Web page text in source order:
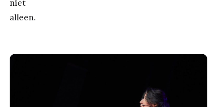
niet
alleen.